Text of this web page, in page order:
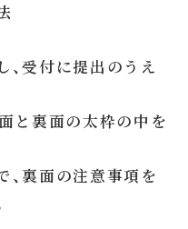
受付に提出のうえ
と裏面の太枠の中を
、裏面の注意事項を